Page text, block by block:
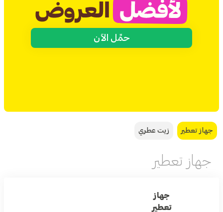
حمِّل الآن
جهاز تعطير زيت عطري
جهاز تعطير
جهاز
تعطير